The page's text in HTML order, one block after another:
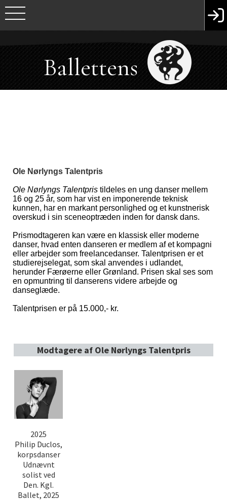
Ballettens
Ole Nørlyngs Talentpris
Ole Nørlyngs Talentpris tildeles en ung danser mellem
16 og 25 år, som har vist en imponerende teknisk
kunnen, har en markant personlighed og et kunstnerisk
overskud i sin sceneoptræden inden for dansk dans.
Prismodtageren kan være en klassisk eller moderne
danser, hvad enten danseren er medlem af et kompagni
eller arbejder som freelancedanser. Talentprisen er et
studierejselegat, som skal anvendes i udlandet,
herunder Færøerne eller Grønland. Prisen skal ses som
en opmuntring til danserens videre arbejde og
danseglæde.
Talentprisen er på 15.000,- kr.
Modtagere af Ole Nørlyngs Talentpris
2025
Philip Duclos,
korpsdanser
Udnævnt
solist ved
Den. Kgl.
Ballet, 2025